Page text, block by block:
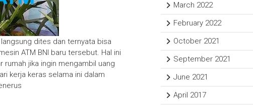
dites dan ternyata bisa
ATM BNI baru tersebut. Hal ini
rumah jika ingin mengambil uang
kerja keras selama ini dalam
March 2022
February 2022
October 2021
September 2021
June 2021
April 2017